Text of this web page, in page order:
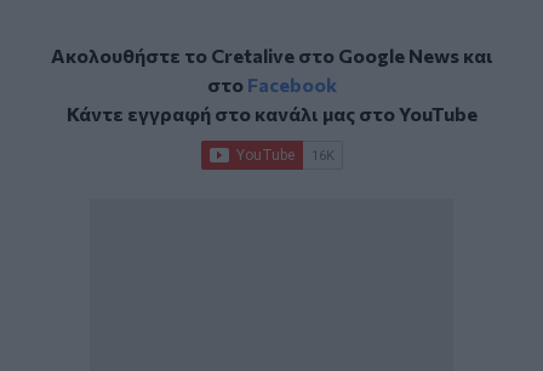
Ακολουθήστε το Cretalive στο Google Newsκαι
στο Facebook
Κάντε εγγραφή στο κανάλι μας στοYouTube